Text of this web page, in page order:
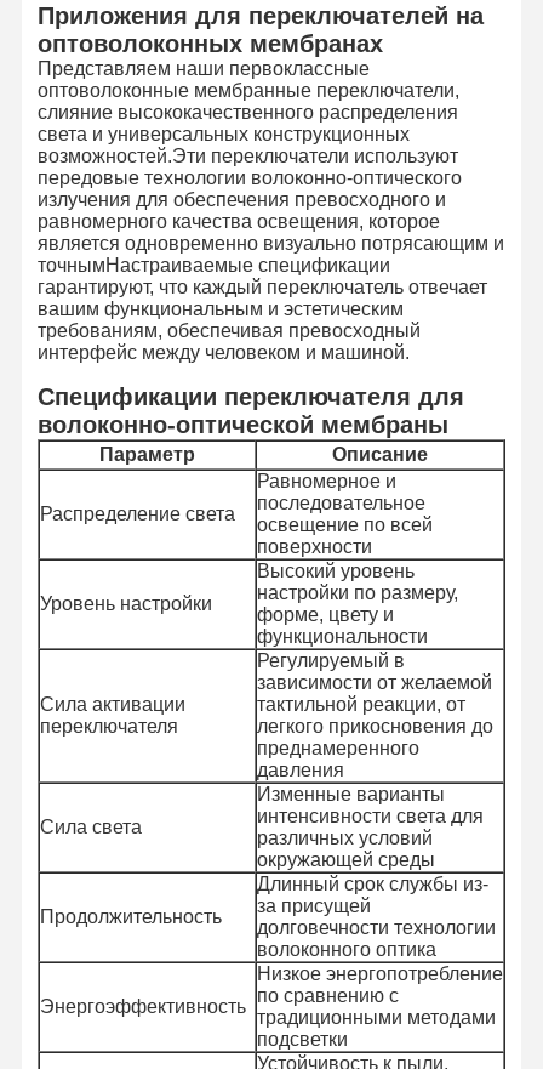
Домой Видеозаписи
Приложения для переключателей на
оптоволоконных мембранах
Представляем наши первоклассные
оптоволоконные мембранные переключатели,
слияние высококачественного распределения
света и универсальных конструкционных
возможностей.Эти переключатели используют
передовые технологии волоконно-оптического
излучения для обеспечения превосходного и
равномерного качества освещения, которое
является одновременно визуально потрясающим и
точнымНастраиваемые спецификации
гарантируют, что каждый переключатель отвечает
вашим функциональным и эстетическим
требованиям, обеспечивая превосходный
интерфейс между человеком и машиной.
Спецификации переключателя для
волоконно-оптической мембраны
Параметр Описание
Распределение света
Равномерное и
последовательное
освещение по всей
поверхности
Уровень настройки
Высокий уровень
настройки по размеру,
форме, цвету и
функциональности
Сила активации
переключателя
Регулируемый в
зависимости от желаемой
тактильной реакции, от
легкого прикосновения до
преднамеренного
давления
Сила света
Изменные варианты
интенсивности света для
различных условий
окружающей среды
Продолжительность
Длинный срок службы из-
за присущей
долговечности технологии
волоконного оптика
Энергоэффективность
Низкое энергопотребление
по сравнению с
традиционными методами
подсветки
Устойчивость к пыли,